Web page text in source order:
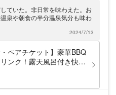
ていた。非日常を味わえた。お
泉や朝食の半分温泉気分も味わ
2024/7/13
・ペアチケット】豪華BBQ
ンク！露天風呂付き快適